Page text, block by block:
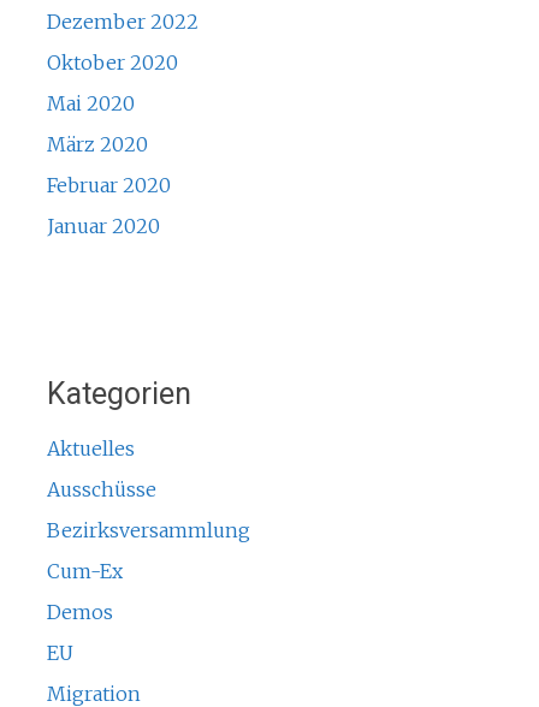
Dezember 2022
Oktober 2020
Mai 2020
März 2020
Februar 2020
Januar 2020
Kategorien
Aktuelles
Ausschüsse
Bezirksversammlung
Cum-Ex
Demos
EU
Migration